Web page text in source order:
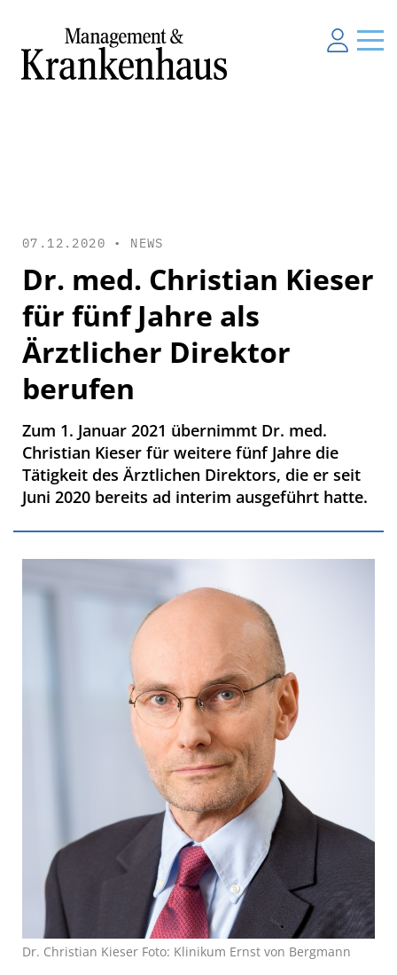
07.12.2020 • NEWS
Dr. med. Christian Kieser
für fünf Jahre als
Ärztlicher Direktor
berufen
Zum 1. Januar 2021 übernimmt Dr. med.
Christian Kieser für weitere fünf Jahre die
Tätigkeit des Ärztlichen Direktors, die er seit
Juni 2020 bereits ad interim ausgeführt hatte.
Dr. Christian Kieser Foto: Klinikum Ernst von Bergmann